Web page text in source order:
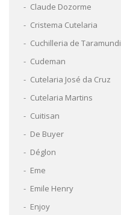
Claude Dozorme
Cristema Cutelaria
Cuchilleria de Taramundi
Cudeman
Cutelaria José da Cruz
Cutelaria Martins
Cuitisan
De Buyer
Déglon
Eme
Emile Henry
Enjoy